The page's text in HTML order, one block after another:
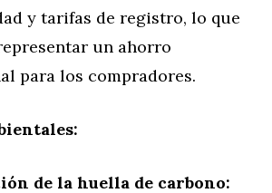
y tarifas de registro, lo que
un ahorro
para los compradores.
de la huella de carbono: